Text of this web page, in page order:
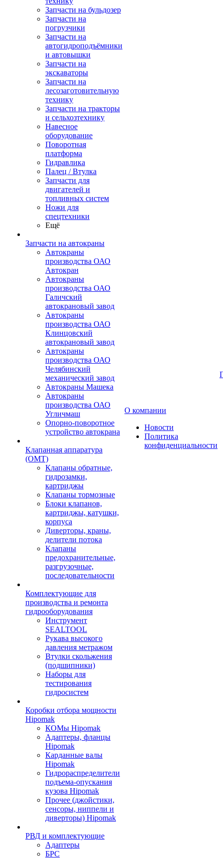
Запчасти на бульдозер
Запчасти на
погрузчики
Запчасти на
автогидроподъёмники
и автовышки
Запчасти на
экскаваторы
Запчасти на
лесозаготовительную
технику
Запчасти на тракторы
и сельхозтехнику
Навесное
оборудование
Поворотная
платформа
Гидравлика
Палец / Втулка
Запчасти для
двигателей и
топливных систем
Ножи для
спецтехники
Ещё
Запчасти на автокраны
Автокраны
производства ОАО
Автокран
Автокраны
производства ОАО
Галичский
автокрановый завод
Автокраны
производства ОАО
Клинцовский
автокрановый завод
Автокраны
производства ОАО
Челябинский
механический завод
Автокраны Машека
Автокраны
производства ОАО
Угличмаш
Опорно-поворотное
устройство автокрана
Клапанная аппаратура
(OMT)
Клапаны обратные,
гидрозамки,
картриджы
Клапаны тормозные
Блоки клапанов,
картриджы, катушки,
корпуса
Диверторы, краны,
делители потока
Клапаны
предохранительные,
разгрузочные,
последовательности
Комплектующие для
производства и ремонта
гидрооборудования
Инструмент
SEALTOOL
Рукава высокого
давления метражом
Втулки скольжения
(подшипники)
Наборы для
тестирования
гидросистем
Коробки отбора мощности
Hipomak
КОМы Hipomak
Адаптеры, фланцы
Hipomak
Карданные валы
Hipomak
Гидрораспределители
подъема-опускания
кузова Hipomak
Прочее (джойстики,
сенсоры, ниппели и
диверторы) Hipomak
РВД и комплектующие
Адаптеры
БРС
О компании
Новости
Политика
конфиденциальности